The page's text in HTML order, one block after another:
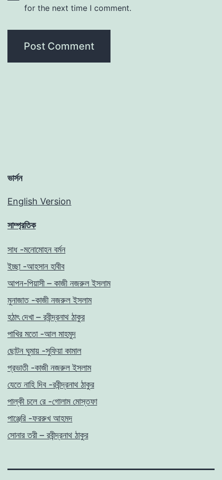
for the next time I comment.
ভার্সন
English Version
সাম্প্রতিক
সাধ -মনোমোহন বর্মন
ইচ্ছা -আহসান হাবীব
আপন-পিয়াসী – কাজী নজরুল ইসলাম
মুনাজাত -কাজী নজরুল ইসলাম
হঠাৎ দেখা – রবীন্দ্রনাথ ঠাকুর
পাখির মতো -আল মাহমুদ
ছোটন ঘুমায় -সুফিয়া কামাল
প্রভাতী -কাজী নজরুল ইসলাম
যেতে নাহি দিব -রবীন্দ্রনাথ ঠাকুর
পাল্কী চলে রে -গোলাম মোস্তফা
পাঞ্জেরি -ফররুখ আহমদ
সোনার তরী – রবীন্দ্রনাথ ঠাকুর